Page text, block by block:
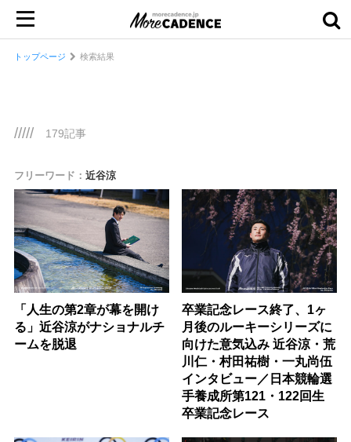
トップページ 検索結果
///// 179記事
フリーワード： 近谷涼
「人生の第2章が幕を開け
る」近谷涼がナショナルチ
ームを脱退
卒業記念レース終了、1ヶ
月後のルーキーシリーズに
向けた意気込み 近谷涼・荒
川仁・村田祐樹・一丸尚伍
インタビュー／日本競輪選
手養成所第121・122回生
卒業記念レース